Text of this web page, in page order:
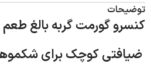
توضیحات
کنسرو گورمت گربه بالغ
ضیافتی کوچک برای